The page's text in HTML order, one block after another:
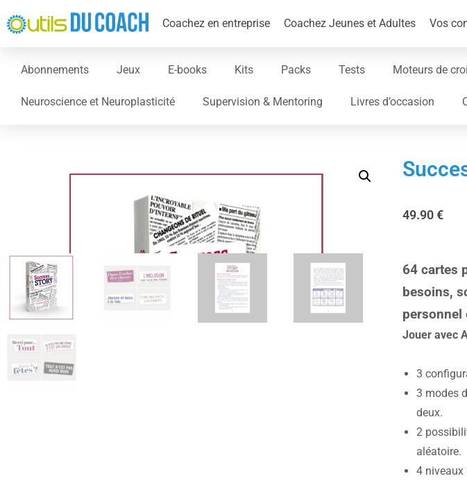
Coachez en entreprise Coachez Jeunes et Adultes Vos
Abonnements Jeux E-books Kits Packs Tests Moteurs de
Neuroscience et Neuroplasticité Supervision & Mentoring Livres d’occasion
49.90€
64 cartes
besoins,
Jouer avec
3
3 modes
deux.
2
aléatoire.
4 niveaux